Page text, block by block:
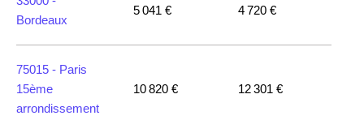
Bordeaux
5 041 € 4 720 €
75015 - Paris
15ème
arrondissement
10 820 € 12 301 €